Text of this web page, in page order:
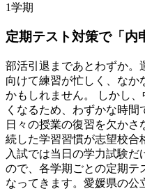
1学期
定期テスト対策で「内
部活引退まであとわずか。
向けて練習が忙しく、なか
かもしれません。 しかし
くなるため、わずかな時間
日々の授業の復習を欠か
続した学習習慣が志望校合
入試では当日の学力試験だ
ので、各学期ごとの定期テ
なってきます。愛媛県の公